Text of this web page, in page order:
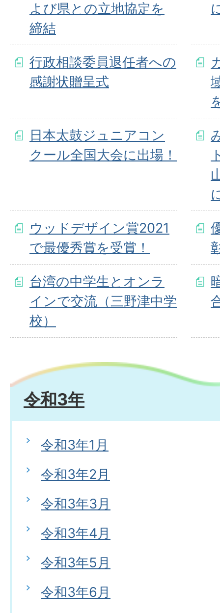
よび県との立地協定を
締結
行政相談委員退任者への
感謝状贈呈式
日本太鼓ジュニアコン
クール全国大会に出場！
ウッドデザイン賞2021
で最優秀賞を受賞！
台湾の中学生とオンラ
インで交流（三野津中学
校）
令和3年
令和3年1月
令和3年2月
令和3年3月
令和3年4月
令和3年5月
令和3年6月